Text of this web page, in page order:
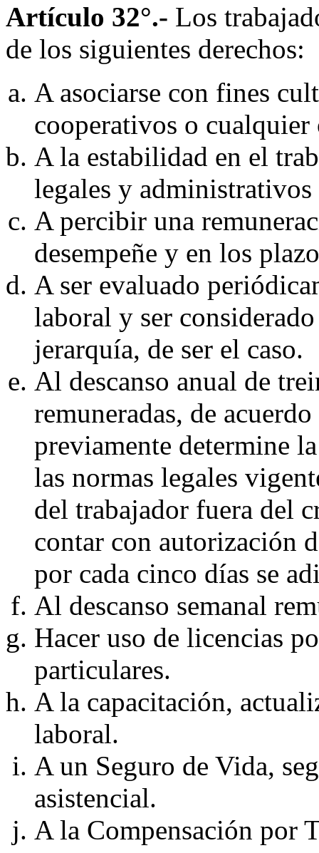
Artículo 32°.- Los
de los siguientes derechos:
A asociarse con fines
cooperativos o
A la estabilidad en el
legales y administrativos
A percibir una
desempeñe y en los
A ser evaluado
laboral y ser
jerarquía, de ser el caso.
Al descanso anual de
remuneradas, de
previamente determine
las normas legales
del trabajador fuera del
contar con autorización
por cada cinco días se
Al descanso semanal
Hacer uso de licencias
particulares.
A la capacitación,
laboral.
A un Seguro de Vida,
asistencial.
A la Compensación por